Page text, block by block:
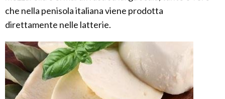
che nella penisola italiana viene prodotta
direttamente nelle latterie.